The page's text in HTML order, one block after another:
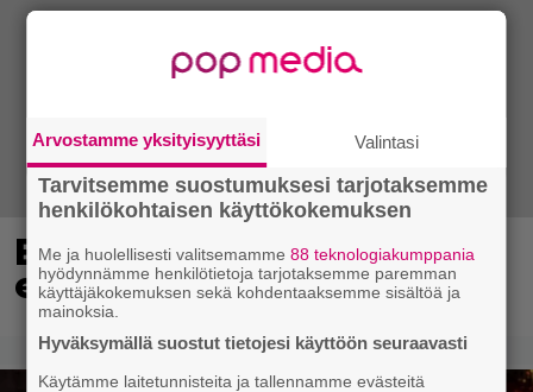
Eurojackpotista 80 000
euroa Suomeen – tänne
Arvostamme yksityisyyttäsi Valintasi
Tarvitsemme suostumuksesi tarjotaksemme
henkilökohtaisen käyttökokemuksen
Me ja huolellisesti valitsemamme88 teknologiakumppania
hyödynnämme henkilötietoja tarjotaksemme paremman
käyttäjäkokemuksen sekä kohdentaaksemme sisältöä ja
mainoksia.
Hyväksymällä suostut tietojesi käyttöön seuraavasti
Käytämme laitetunnisteita ja tallennamme evästeitä